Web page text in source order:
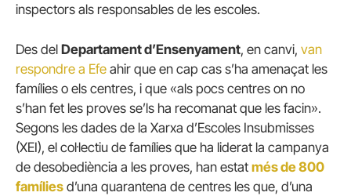
inspectors als responsables de les escoles.
Des del Departament d’Ensenyament, en canvi, van
respondre a Efe ahir que en cap cas s’ha amenaçat les
famílies o els centres, i que «als pocs centres on no
s’han fet les proves se’ls ha recomanat que les facin».
Segons les dades de la Xarxa d’Escoles Insubmisses
(XEI), el col·lectiu de famílies que ha liderat la campanya
de desobediència a les proves, han estat més de 800
famílies d’una quarantena de centres les que, d’una